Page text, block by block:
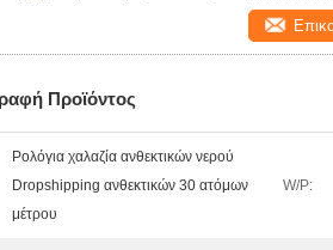
Προϊόντος
Ρολόγια χαλαζία ανθεκτικών νερού
Dropshipping ανθεκτικών 30 ατόμων
μέτρου
W/P: